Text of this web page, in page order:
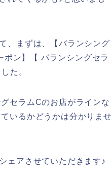
、まずは、【バランシング
ン】【 バランシングセラ
た。
セラムCのお店がラインな
いるかどうかは分かりませ
ェアさせていただきます♪